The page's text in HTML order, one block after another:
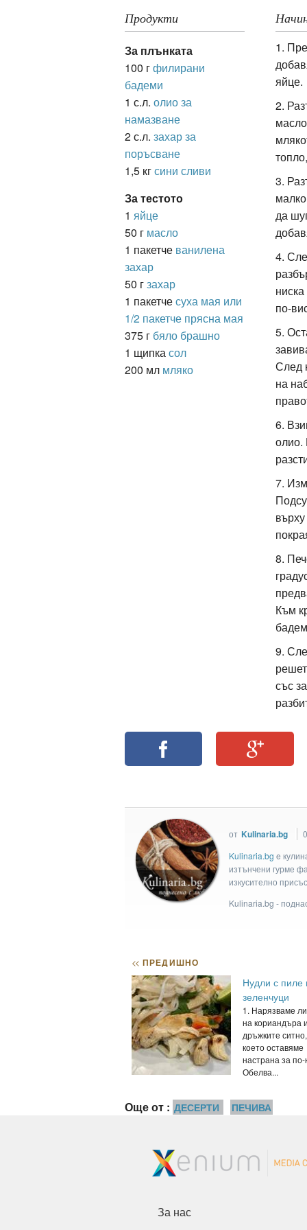
Продукти
За плънката
100 гфилирани
бадеми
1 с.л. олио за
намазване
2 с.л. захар за
поръсване
1,5 кгсини сливи
За тестото
1 яйце
50 г масло
1 пакетче ванилена
захар
50 гзахар
1 пакетчесуха мая или
1/2 пакетче прясна мая
375 г бяло брашно
1 щипкасол
200 мл мляко
1.
яйце.
2.
3.
да
4.
по-
5.
След
на
6.
олио.
7.
8.
Към
9.
със
от Kulinaria.bg
Kulinaria.bg e
изтънчени гурме
изкусително
Kulinaria.bg -
<< ПРЕДИШНО
Нудли с пиле
зеленчуци
1. Нарязваме
на кориандъра и
дръжките
което оставяме
настрана за по-
Обелва...
Още от : ДЕСЕРТИ ПЕЧИВА
За нас